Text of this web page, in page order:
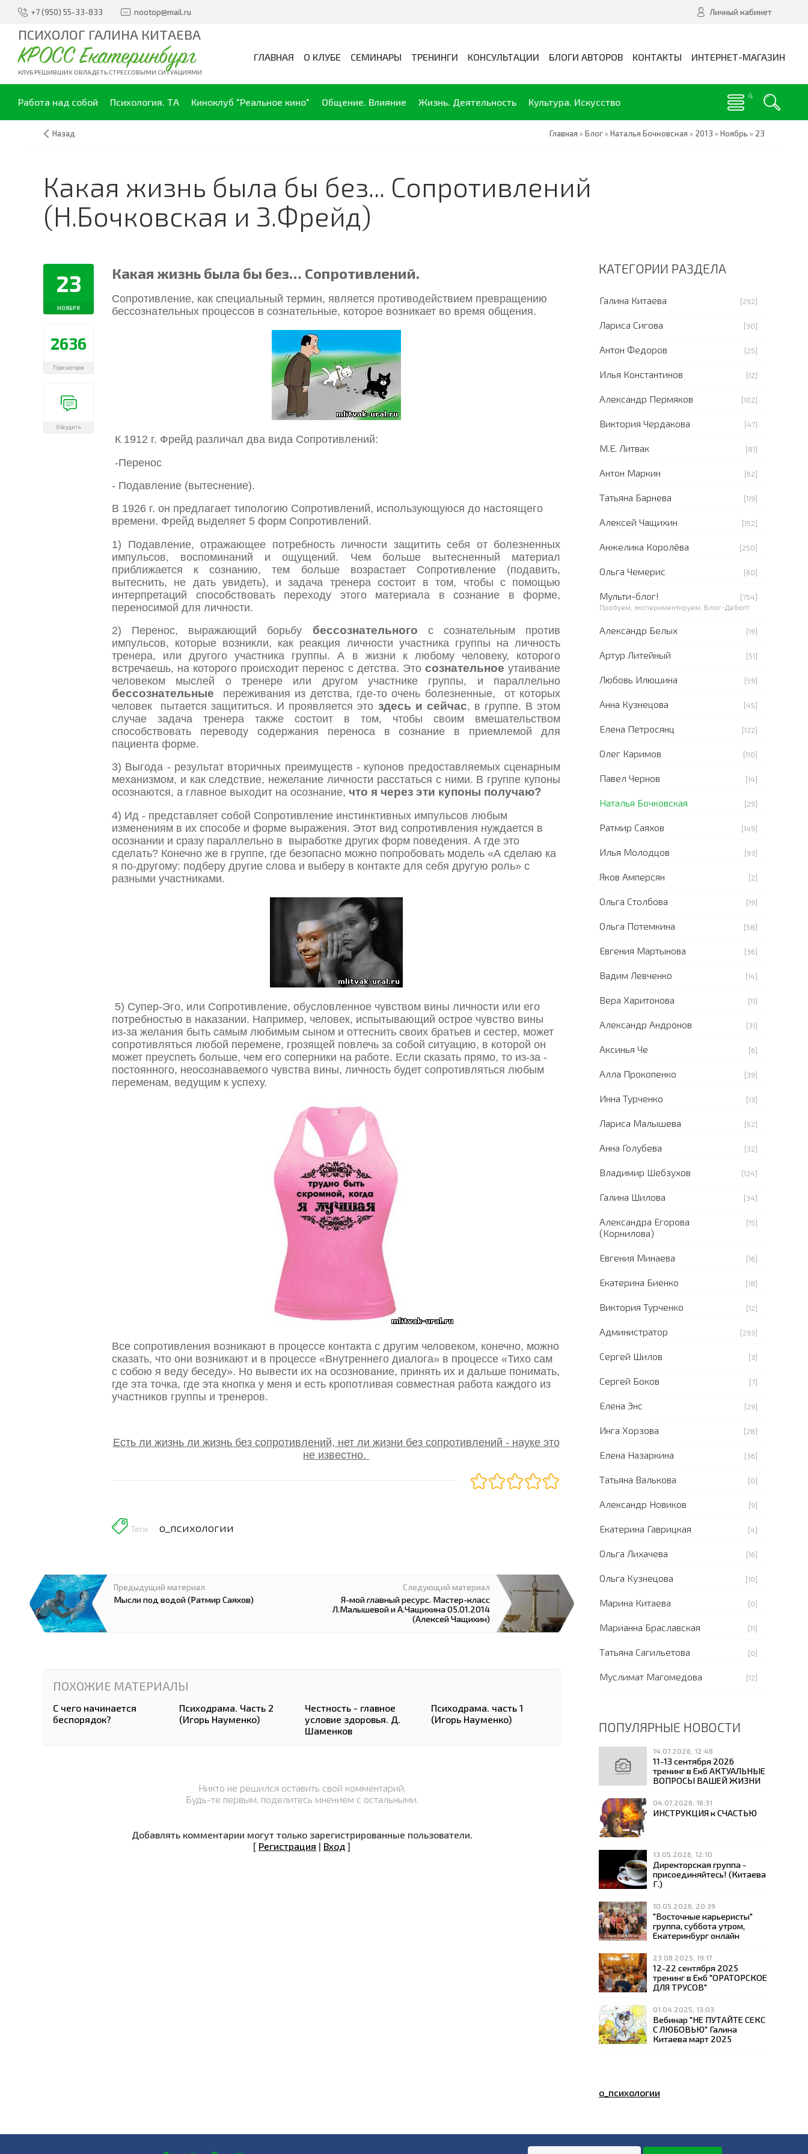
+7 (950) 55-33-833 nootop@mail.ru Личный кабинет
ПСИХОЛОГ ГАЛИНА КИТАЕВА
КРОСС Екатеринбург
КЛУБ РЕШИВШИХ ОВЛАДЕТЬ СТРЕССОВЫМИ СИТУАЦИЯМИ
ГЛАВНАЯ О КЛУБЕ СЕМИНАРЫ ТРЕНИНГИ КОНСУЛЬТАЦИИ БЛОГИ АВТОРОВ КОНТАКТЫ ИНТЕРНЕТ-МАГАЗИН
Работа над собой Психология. ТА Киноклуб "Реальное кино" Общение. Влияние Жизнь. Деятельность Культура. Искусство
Назад Главная »Блог»Наталья Бочковская » 2013 »Ноябрь » 23
Какая жизнь была бы без... Сопротивлений
(Н.Бочковская и З.Фрейд)
23
НОЯБРЯ
2636
Просмотров
Обсудить
Какая жизнь была бы без… Сопротивлений.
Сопротивление, как специальный термин, является противодействием превращению
бессознательных процессов в сознательные, которое возникает во время общения.
К 1912 г. Фрейд различал два вида Сопротивлений:
-Перенос
- Подавление (вытеснение).
В 1926 г. он предлагает типологию Сопротивлений, использующуюся до настоящего
времени. Фрейд выделяет 5 форм Сопротивлений.
1) Подавление, отражающее потребность личности защитить себя от болезненных
импульсов, воспоминаний и ощущений. Чем больше вытесненный материал
приближается к сознанию, тем больше возрастает Сопротивление (подавить,
вытеснить, не дать увидеть), и задача тренера состоит в том, чтобы с помощью
интерпретаций способствовать переходу этого материала в сознание в форме,
переносимой для личности.
2) Перенос, выражающий борьбу бессознательного с сознательным против
импульсов, которые возникли, как реакция личности участника группы на личность
тренера, или другого участника группы. А в жизни к любому человеку, которого
встречаешь, на которого происходит перенос с детства. Это сознательное утаивание
человеком мыслей о тренере или другом участнике группы, и параллельно
бессознательные переживания из детства, где-то очень болезненные, от которых
человек пытается защититься. И проявляется это здесь и сейчас, в группе. В этом
случае задача тренера также состоит в том, чтобы своим вмешательством
способствовать переводу содержания переноса в сознание в приемлемой для
пациента форме.
3) Выгода - результат вторичных преимуществ - купонов предоставляемых сценарным
механизмом, и как следствие, нежелание личности расстаться с ними. В группе купоны
осознаются, а главное выходит на осознание, что я через эти купоны получаю?
4) Ид - представляет собой Сопротивление инстинктивных импульсов любым
изменениям в их способе и форме выражения. Этот вид сопротивления нуждается в
осознании и сразу параллельно в выработке других форм поведения. А где это
сделать? Конечно же в группе, где безопасно можно попробовать модель «А сделаю ка
я по-другому: подберу другие слова и выберу в контакте для себя другую роль» с
разными участниками.
5) Супер-Эго, или Сопротивление, обусловленное чувством вины личности или его
потребностью в наказании. Например, человек, испытывающий острое чувство вины
из-за желания быть самым любимым сыном и оттеснить своих братьев и сестер, может
сопротивляться любой перемене, грозящей повлечь за собой ситуацию, в которой он
может преуспеть больше, чем его соперники на работе. Если сказать прямо, то из-за -
постоянного, неосознаваемого чувства вины, личность будет сопротивляться любым
переменам, ведущим к успеху.
Все сопротивления возникают в процессе контакта с другим человеком, конечно, можно
сказать, что они возникают и в процессе «Внутреннего диалога» в процессе «Тихо сам
с собою я веду беседу». Но вывести их на осознование, принять их и дальше понимать,
где эта точка, где эта кнопка у меня и есть кропотливая совместная работа каждого из
участников группы и тренеров.
Есть ли жизнь ли жизнь без сопротивлений, нет ли жизни без сопротивлений - науке это
не известно.
Теги о_психологии
Предыдущий материал
Мысли под водой (Ратмир Саяхов)
Следующий материал
Я-мой главный ресурс. Мастер-класс
Л.Малышевой и А.Чащихина 05.01.2014
(Алексей Чащихин)
ПОХОЖИЕ МАТЕРИАЛЫ
С чего начинается
беспорядок?
Психодрама. Часть 2
(Игорь Науменко)
Честность - главное
условие здоровья. Д.
Шаменков
Психодрама. часть 1
(Игорь Науменко)
Никто не решился оставить свой комментарий.
Будь-те первым, поделитесь мнением с остальными.
Добавлять комментарии могут только зарегистрированные пользователи.
[ Регистрация | Вход ]
КАТЕГОРИИ РАЗДЕЛА
Галина Китаева [292]
Лариса Сигова [30]
Антон Федоров [25]
Илья Константинов [12]
Александр Пермяков [102]
Виктория Чердакова [47]
М.Е. Литвак [81]
Антон Маркин [62]
Татьяна Барнева [119]
Алексей Чащихин [152]
Анжелика Королёва [250]
Ольга Чемерис [60]
Мульти-блог!
[754]
Пробуем, экспериментируем. Блог-Дебют!
Александр Белых [19]
Артур Литейный [51]
Любовь Илюшина [59]
Анна Кузнецова [45]
Елена Петросянц [122]
Олег Каримов [110]
Павел Чернов [14]
Наталья Бочковская [29]
Ратмир Саяхов [149]
Илья Молодцов [93]
Яков Амперсян [2]
Ольга Столбова [19]
Ольга Потемкина [58]
Евгения Мартынова [36]
Вадим Левченко [14]
Вера Харитонова [11]
Александр Андронов [31]
Аксинья Че [6]
Алла Прокопенко [39]
Инна Турченко [13]
Лариса Малышева [52]
Анна Голубева [32]
Владимир Шебзухов [124]
Галина Шилова [34]
Александра Егорова
(Корнилова)
[15]
Евгения Минаева [16]
Екатерина Биенко [18]
Виктория Турченко [12]
Администратор [293]
Сергей Шилов [3]
Сергей Боков [7]
Елена Энс [29]
Инга Хорзова [28]
Елена Назаркина [36]
Татьяна Валькова [0]
Александр Новиков [9]
Екатерина Гаврицкая [4]
Ольга Лихачева [16]
Ольга Кузнецова [10]
Марина Китаева [0]
Марианна Браславская [11]
Татьяна Сагильетова [0]
Муслимат Магомедова [12]
ПОПУЛЯРНЫЕ НОВОСТИ
14.07.2026, 12:48
11-13 сентября 2026
тренинг в Екб АКТУАЛЬНЫЕ
ВОПРОСЫ ВАШЕЙ ЖИЗНИ
04.07.2026, 16:31
ИНСТРУКЦИЯ к СЧАСТЬЮ
13.05.2026, 12:10
Директорская группа -
присоединяйтесь! (Китаева
Г.)
10.05.2026, 20:39
"Восточные карьеристы"
группа, суббота утром,
Екатеринбург онлайн
23.08.2025, 19:17
12-22 сентября 2025
тренинг в Екб "ОРАТОРСКОЕ
ДЛЯ ТРУСОВ"
01.04.2025, 13:03
Вебинар "НЕ ПУТАЙТЕ СЕКС
С ЛЮБОВЬЮ" Галина
Китаева март 2025
о_психологии